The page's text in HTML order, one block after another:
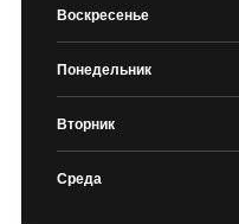
Воскресенье
Понедельник
Вторник
Среда